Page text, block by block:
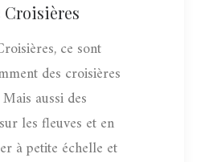
Croisières
ce sont
des croisières
aussi des
les fleuves et en
à petite échelle et